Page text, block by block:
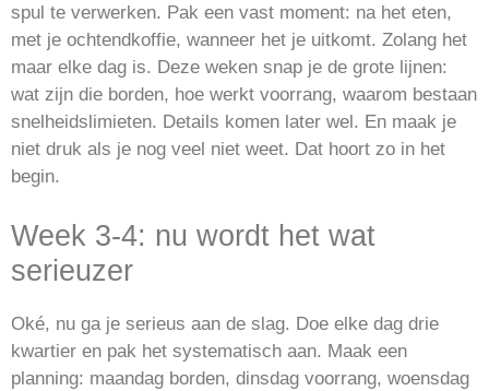
spul te verwerken. Pak een vast moment: na het eten,
met je ochtendkoffie, wanneer het je uitkomt. Zolang het
maar elke dag is. Deze weken snap je de grote lijnen:
wat zijn die borden, hoe werkt voorrang, waarom bestaan
snelheidslimieten. Details komen later wel. En maak je
niet druk als je nog veel niet weet. Dat hoort zo in het
begin.
Week 3-4: nu wordt het wat
serieuzer
Oké, nu ga je serieus aan de slag. Doe elke dag drie
kwartier en pak het systematisch aan. Maak een
planning: maandag borden, dinsdag voorrang, woensdag